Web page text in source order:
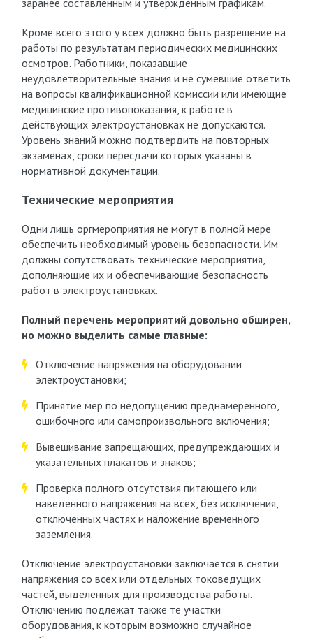
заранее составленным и утвержденным графикам.
Кроме всего этого у всех должно быть разрешение на
работы по результатам периодических медицинских
осмотров. Работники, показавшие
неудовлетворительные знания и не сумевшие ответить
на вопросы квалификационной комиссии или имеющие
медицинские противопоказания, к работе в
действующих электроустановках не допускаются.
Уровень знаний можно подтвердить на повторных
экзаменах, сроки пересдачи которых указаны в
нормативной документации.
Технические мероприятия
Одни лишь оргмероприятия не могут в полной мере
обеспечить необходимый уровень безопасности. Им
должны сопутствовать технические мероприятия,
дополняющие их и обеспечивающие безопасность
работ в электроустановках.
Полный перечень мероприятий довольно обширен,
но можно выделить самые главные:
Отключение напряжения на оборудовании
электроустановки;
Принятие мер по недопущению преднамеренного,
ошибочного или самопроизвольного включения;
Вывешивание запрещающих, предупреждающих и
указательных плакатов и знаков;
Проверка полного отсутствия питающего или
наведенного напряжения на всех, без исключения,
отключенных частях и наложение временного
заземления.
Отключение электроустановки заключается в снятии
напряжения со всех или отдельных токоведущих
частей, выделенных для производства работы.
Отключению подлежат также те участки
оборудования, к которым возможно случайное